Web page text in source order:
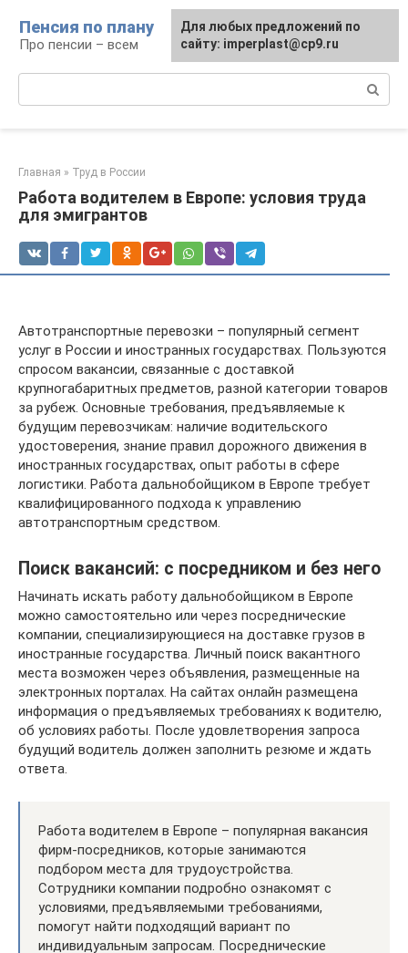
контенту
Пенсия по плану
Про пенсии – всем
Главная » Труд в России
Работа водителем в Европе: условия труда
для эмигрантов
Автотранспортные перевозки – популярный сегмент
услуг в России и иностранных государствах. Пользуются
спросом вакансии, связанные с доставкой
крупногабаритных предметов, разной категории товаров
за рубеж. Основные требования, предъявляемые к
будущим перевозчикам: наличие водительского
удостоверения, знание правил дорожного движения в
иностранных государствах, опыт работы в сфере
логистики. Работа дальнобойщиком в Европе требует
квалифицированного подхода к управлению
автотранспортным средством.
Поиск вакансий: с посредником и без него
Начинать искать работу дальнобойщиком в Европе
можно самостоятельно или через посреднические
компании, специализирующиеся на доставке грузов в
иностранные государства. Личный поиск вакантного
места возможен через объявления, размещенные на
электронных порталах. На сайтах онлайн размещена
информация о предъявляемых требованиях к водителю,
об условиях работы. После удовлетворения запроса
будущий водитель должен заполнить резюме и ждать
ответа.
Работа водителем в Европе – популярная вакансия
фирм-посредников, которые занимаются
подбором места для трудоустройства.
Сотрудники компании подробно ознакомят с
условиями, предъявляемыми требованиями,
помогут найти подходящий вариант по
индивидуальным запросам. Посреднические
Для любых предложений по
сайту: imperplast@cp9.ru